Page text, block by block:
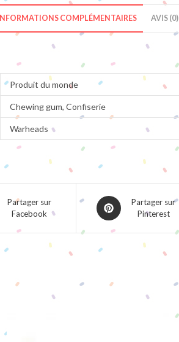
INFORMATIONS COMPLÉMENTAIRES AVIS (0)
Produit du monde
Chewing gum, Confiserie
Warheads
Partager sur
Facebook
Opens
in
window
Partager sur
Pinterest